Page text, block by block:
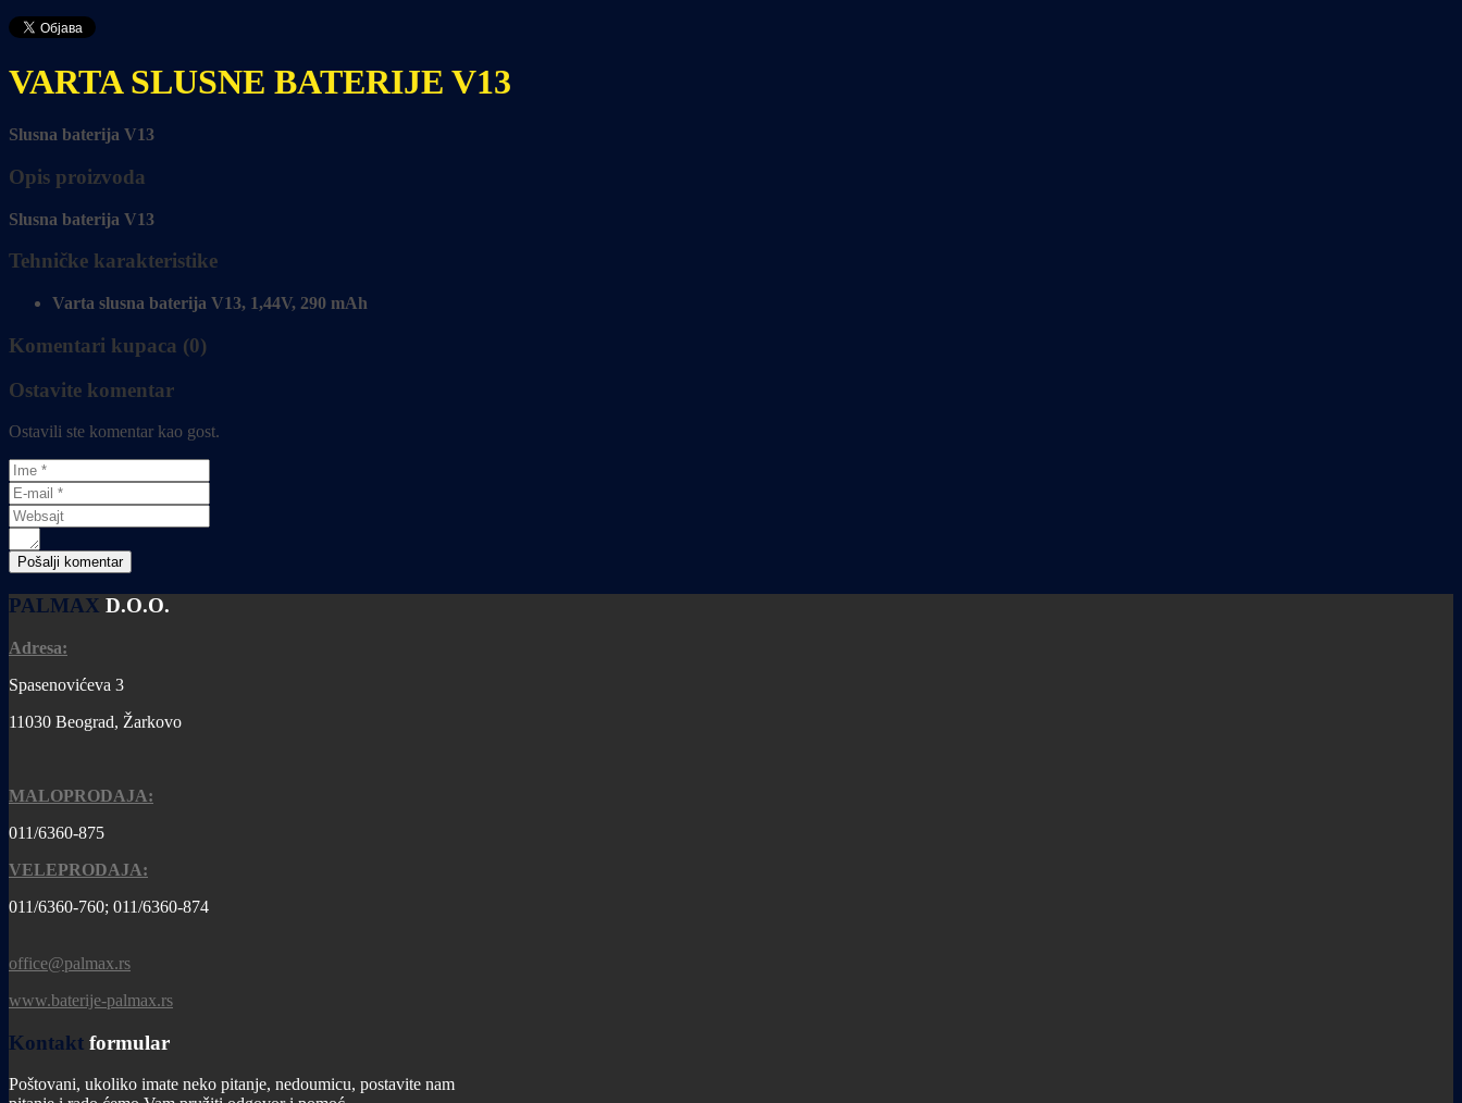
VARTA SLUSNE BATERIJE V13
Slusna baterija V13
Opis proizvoda
Slusna baterija V13
Tehničke karakteristike
Varta slusna baterija V13, 1,44V, 290 mAh
Komentari kupaca (0)
Ostavite komentar
Ostavili ste komentar kao gost.
PALMAX D.O.O.
Adresa:
Spasenovićeva 3
11030 Beograd, Žarkovo
MALOPRODAJA:
011/6360-875
VELEPRODAJA:
011/6360-760; 011/6360-874
office@palmax.rs
www.baterije-palmax.rs
Kontakt formular
Poštovani, ukoliko imate neko pitanje, nedoumicu, postavite nam